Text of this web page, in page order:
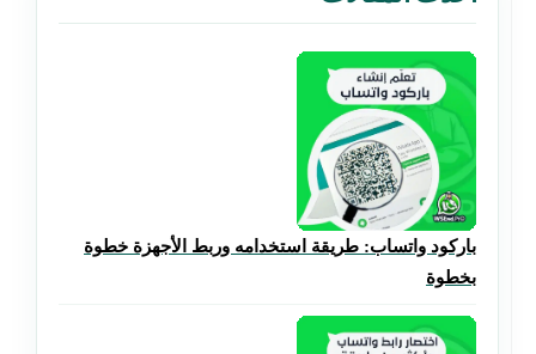
باركود واتساب: طريقة استخدامه وربط الأجهزة خطوة
بخطوة